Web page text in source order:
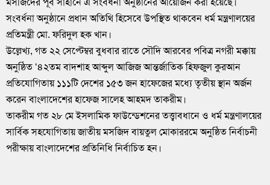
সংবর্ধনা অনুষ্ঠানে প্রধান অতিথি হিসেবে উপস্থিত থাকবেন ধর্ম মন্ত্রণালয়ের
প্রতিমন্ত্রী মো. ফরিদুল হক খান।
উল্লেখ্য, গত ২২ সেপ্টেম্বর বুধবার রাতে সৌদি আরবের পবিত্র নগরী মক্কায়
অনুষ্ঠিত ‘৪২তম বাদশাহ আব্দুল আজিজ আন্তর্জাতিক হিফজুল কুরআন
প্রতিযোগিতায় ১১১টি দেশের ১৫৩ জন হাফেজের মধ্যে তৃতীয় স্থান অর্জন
করেন বাংলাদেশের হাফেজ সালেহ আহমদ তাকরীম।
তাকরীম গত ২৮ মে ইসলামিক ফাউন্ডেশনের তত্ত্বাবধানে ও ধর্ম মন্ত্রণালয়ের
সার্বিক সহযোগিতায় জাতীয় মসজিদ বায়তুল মোকাররমে অনুষ্ঠিত নির্বাচনী
পরীক্ষায় বাংলাদেশের প্রতিনিধি নির্বাচিত হন।